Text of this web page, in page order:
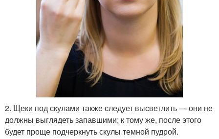
2. Щеки под скулами также следует высветлить — они не
должны выглядеть запавшими; к тому же, после этого
будет проще подчеркнуть скулы темной пудрой.